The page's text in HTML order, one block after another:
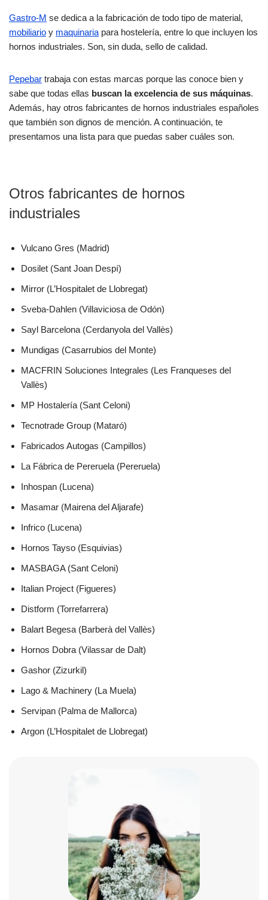
Gastro-M se dedica a la fabricación de todo tipo de material,
mobiliario y maquinaria para hostelería, entre lo que incluyen los
hornos industriales. Son, sin duda, sello de calidad.
Pepebar trabaja con estas marcas porque las conoce bien y
sabe que todas ellas buscan la excelencia de sus máquinas.
Además, hay otros fabricantes de hornos industriales españoles
que también son dignos de mención. A continuación, te
presentamos una lista para que puedas saber cuáles son.
Otros fabricantes de hornos
industriales
Vulcano Gres (Madrid)
Dosilet (Sant Joan Despí)
Mirror (L’Hospitalet de Llobregat)
Sveba-Dahlen (Villaviciosa de Odón)
Sayl Barcelona (Cerdanyola del Vallès)
Mundigas (Casarrubios del Monte)
MACFRIN Soluciones Integrales (Les Franqueses del
Vallès)
MP Hostalería (Sant Celoni)
Tecnotrade Group (Mataró)
Fabricados Autogas (Campillos)
La Fábrica de Pereruela (Pereruela)
Inhospan (Lucena)
Masamar (Mairena del Aljarafe)
Infrico (Lucena)
Hornos Tayso (Esquivias)
MASBAGA (Sant Celoni)
Italian Project (Figueres)
Distform (Torrefarrera)
Balart Begesa (Barberà del Vallès)
Hornos Dobra (Vilassar de Dalt)
Gashor (Zizurkil)
Lago & Machinery (La Muela)
Servipan (Palma de Mallorca)
Argon (L’Hospitalet de Llobregat)